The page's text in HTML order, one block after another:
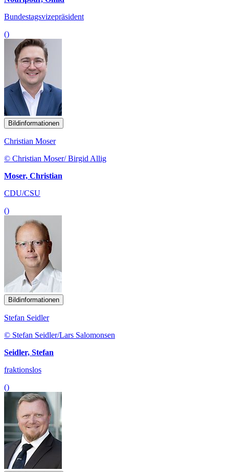
Bundestagsvizepräsident
()
Bildinformationen
Christian Moser
© Christian Moser/ Birgid Allig
Moser, Christian
CDU/CSU
()
Bildinformationen
Stefan Seidler
© Stefan Seidler/Lars Salomonsen
Seidler, Stefan
fraktionslos
()